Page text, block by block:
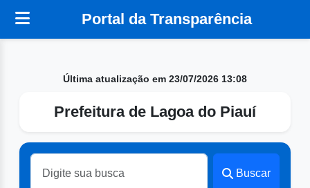
Portal da Transparência
Última atualização em 23/07/2026 13:08
Prefeitura de Lagoa do Piauí
Buscar